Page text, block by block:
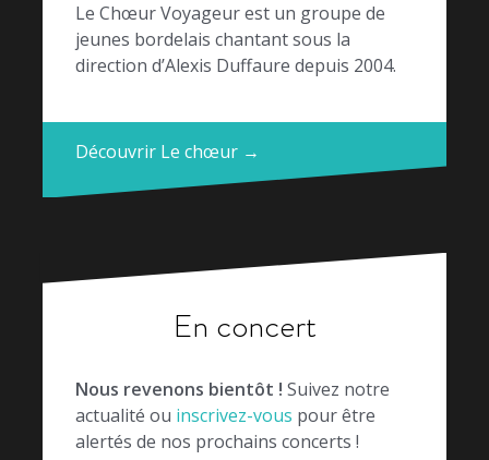
Le Chœur Voyageur est un groupe de
jeunes bordelais chantant sous la
direction d’Alexis Duffaure depuis 2004.
Découvrir Le chœur →
En concert
Nous revenons bientôt ! Suivez notre
actualité ou inscrivez-vous pour être
alertés de nos prochains concerts !